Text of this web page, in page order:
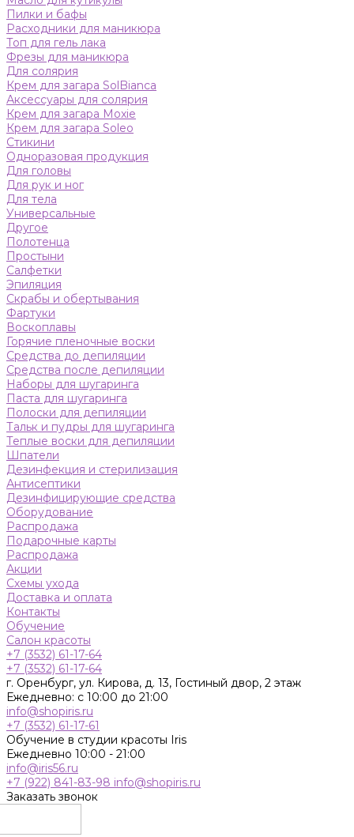
Пилки и бафы
Расходники для маникюра
Топ для гель лака
Фрезы для маникюра
Для солярия
Крем для загара SolBianca
Аксессуары для солярия
Крем для загара Moxie
Крем для загара Soleo
Стикини
Одноразовая продукция
Для головы
Для рук и ног
Для тела
Универсальные
Другое
Полотенца
Простыни
Салфетки
Эпиляция
Скрабы и обертывания
Фартуки
Воскоплавы
Горячие пленочные воски
Средства до депиляции
Средства после депиляции
Наборы для шугаринга
Паста для шугаринга
Полоски для депиляции
Тальк и пудры для шугаринга
Теплые воски для депиляции
Шпатели
Дезинфекция и стерилизация
Антисептики
Дезинфицирующие средства
Оборудование
Распродажа
Подарочные карты
Распродажа
Акции
Схемы ухода
Доставка и оплата
Контакты
Обучение
Салон красоты
+7 (3532) 61-17-64
+7 (3532) 61-17-64
г. Оренбург, ул. Кирова, д. 13, Гостиный двор, 2 этаж
Ежедневно: с 10:00 до 21:00
info@shopiris.ru
+7 (3532) 61-17-61
Обучение в студии красоты Iris
Ежедневно 10:00 - 21:00
info@iris56.ru
+7 (922) 841-83-98 info@shopiris.ru
Заказать звонок